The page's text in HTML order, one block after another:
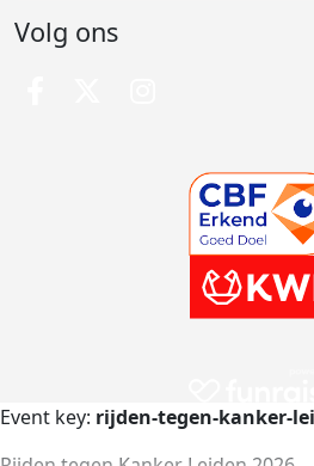
Volg ons
Event key: rijden-tegen-kanker-